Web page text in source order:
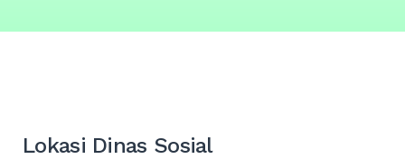
Lokasi Dinas Sosial